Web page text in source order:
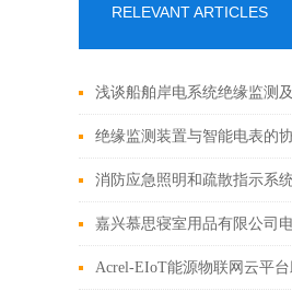
RELEVANT ARTICLES